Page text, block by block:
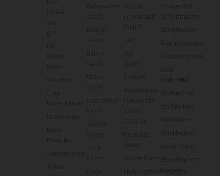
finden
gut!
News
Gute
Nachrichten!
Leselounge
Neue
Produkte
Selbermachen
T-Shirt
häkeln
häkeln
Mütze
häkeln
Kuscheltier
häkeln
Tasche
häkeln
Was ist
Kultur?
Team
Kontakt
Mediadaten
Kultur
2025/26
Produkte
testen
Widerrufsrecht
Nutzungsbedingungen
Kostenlose
Schnittmuster
Strickmuster
Bauanleitungen
Faltanleitungen
Merkzettel
Stoffrechner
Stofflexikon
Nählexikon
Stricklexikon
Häkellexikon
Schnittmuster-
Lexikon